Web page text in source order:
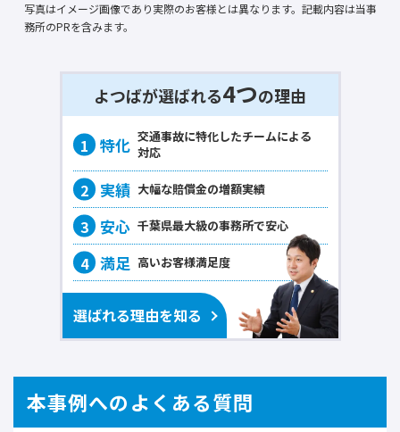
写真はイメージ画像であり実際のお客様とは異なります。記載内容は当事
務所のPRを含みます。
よつばが選ばれる4つの理由
交通事故に特化したチームによる
対応
大幅な賠償金の増額実績
千葉県最大級の事務所で安心
高いお客様満足度
選ばれる理由を知る
本事例へのよくある質問